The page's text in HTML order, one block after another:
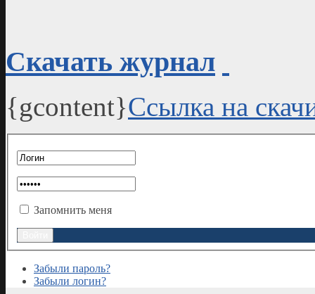
Скачать журнал
{gcontent}Ссылка на
Запомнить меня
Забыли пароль?
Забыли логин?